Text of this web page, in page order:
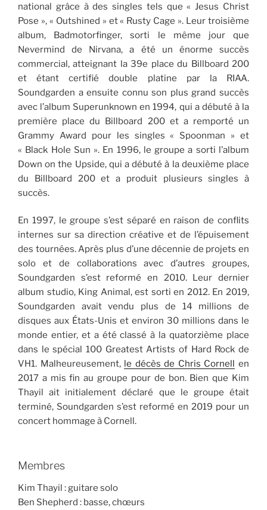
national grâce à des singles tels que « Jesus Christ
Pose », « Outshined » et « Rusty Cage ». Leur troisième
album, Badmotorfinger, sorti le même jour que
Nevermind de Nirvana, a été un énorme succès
commercial, atteignant la 39e place du Billboard 200
et étant certifié double platine par la RIAA.
Soundgarden a ensuite connu son plus grand succès
avec l’album Superunknown en 1994, qui a débuté à la
première place du Billboard 200 et a remporté un
Grammy Award pour les singles « Spoonman » et
« Black Hole Sun ». En 1996, le groupe a sorti l’album
Down on the Upside, qui a débuté à la deuxième place
du Billboard 200 et a produit plusieurs singles à
succès.
En 1997, le groupe s’est séparé en raison de conflits
internes sur sa direction créative et de l’épuisement
des tournées. Après plus d’une décennie de projets en
solo et de collaborations avec d’autres groupes,
Soundgarden s’est reformé en 2010. Leur dernier
album studio, King Animal, est sorti en 2012. En 2019,
Soundgarden avait vendu plus de 14 millions de
disques aux États-Unis et environ 30 millions dans le
monde entier, et a été classé à la quatorzième place
dans le spécial 100 Greatest Artists of Hard Rock de
VH1. Malheureusement, le décès de Chris Cornell en
2017 a mis fin au groupe pour de bon. Bien que Kim
Thayil ait initialement déclaré que le groupe était
terminé, Soundgarden s’est reformé en 2019 pour un
concert hommage à Cornell.
Membres
Kim Thayil : guitare solo
Ben Shepherd : basse, chœurs